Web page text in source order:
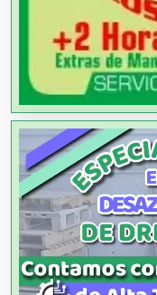
Análisis
Análisis de
Animadores
Aparatos y
Arquitectos